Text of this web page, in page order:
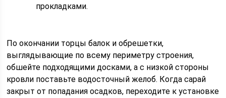
прокладками.
По окончании торцы балок и обрешетки,
выглядывающие по всему периметру строения,
обшейте подходящими досками, а с низкой стороны
кровли поставьте водосточный желоб. Когда сарай
закрыт от попадания осадков, переходите к установке